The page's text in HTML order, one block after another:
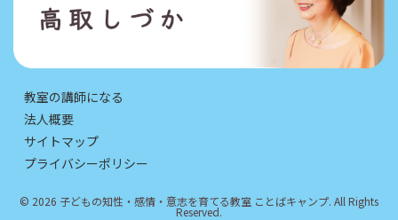
教室の講師になる
法人概要
サイトマップ
プライバシーポリシー
© 2026 子どもの知性・感情・意志を育てる教室 ことばキャンプ. All Rights
Reserved.